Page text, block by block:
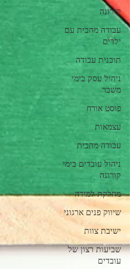
קורונה
עבודה מהבית עם
ילדים
תוכנית עבודה
ניהול עסק בימי
משבר
פוסט אורח
עצמאות
עבודה מהבית
ניהול עובדים בימי
קורונה
מחלקת למידה
שיווק פנים ארגוני
ישיבת צוות
שביעות רצון של
עובדים